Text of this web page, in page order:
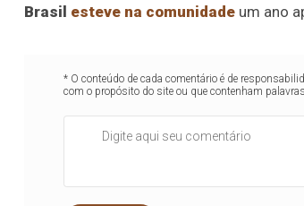
Brasil esteve na comunidade um ano
* O conteúdo de cada comentário é de
com o propósito do site ou que contenham